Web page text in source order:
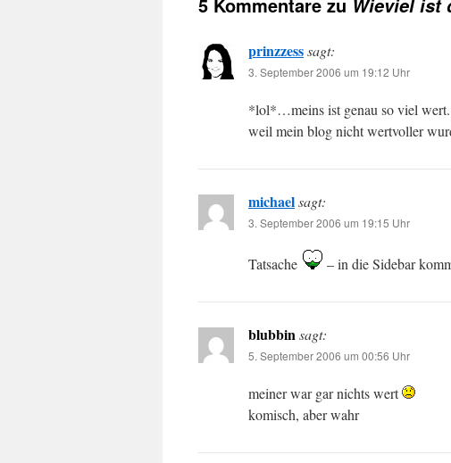
Wieviel ist
prinzzesssagt:
3. September 2006 um 19:12 Uhr
*lol*…meins ist genau so viel wert.
weil mein blog nicht wertvoller
michaelsagt:
3. September 2006 um 19:15 Uhr
Tatsache – in die Sidebar
blubbinsagt:
5. September 2006 um 00:56 Uhr
meiner war gar nichts wert
komisch, aber wahr